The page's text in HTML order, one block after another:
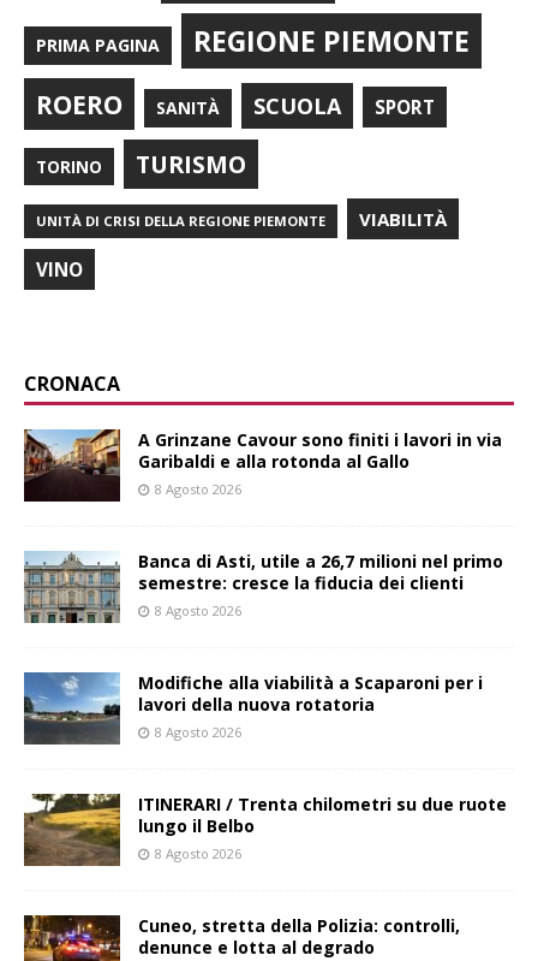
PRIMA PAGINA REGIONE PIEMONTE
ROERO SANITÀ SCUOLA SPORT
TORINO TURISMO
UNITÀ DI CRISI DELLA REGIONE PIEMONTE VIABILITÀ
VINO
CRONACA
A Grinzane Cavour sono finiti i lavori in via
Garibaldi e alla rotonda al Gallo
8 Agosto 2026
Banca di Asti, utile a 26,7 milioni nel primo
semestre: cresce la fiducia dei clienti
8 Agosto 2026
Modifiche alla viabilità a Scaparoni per i
lavori della nuova rotatoria
8 Agosto 2026
ITINERARI / Trenta chilometri su due ruote
lungo il Belbo
8 Agosto 2026
Cuneo, stretta della Polizia: controlli,
denunce e lotta al degrado